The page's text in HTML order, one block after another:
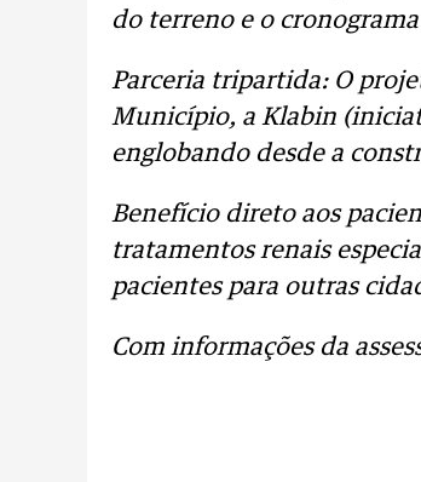
do terreno e o
Parceria tripartida: O
Município, a Klabin
englobando desde a
Benefício direto aos
tratamentos renais
pacientes para outras
Com informações da